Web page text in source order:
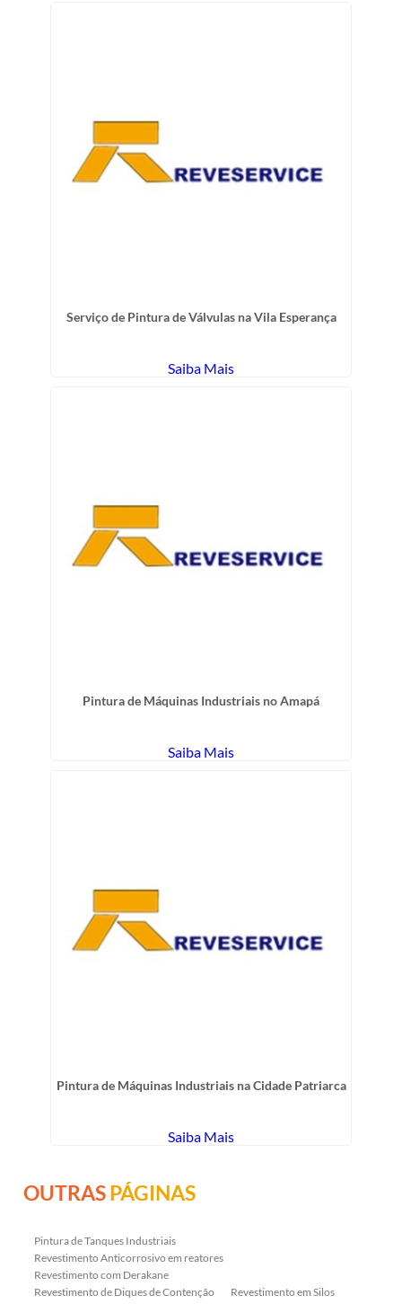
Serviço de Pintura de Válvulas na Vila Esperança
Saiba Mais
Pintura de Máquinas Industriais no Amapá
Saiba Mais
Pintura de Máquinas Industriais na Cidade Patriarca
Saiba Mais
OUTRASPÁGINAS
Pintura de Tanques Industriais
Revestimento Anticorrosivo em reatores
Revestimento com Derakane
Revestimento de Diques de Contenção
Revestimento em Silos